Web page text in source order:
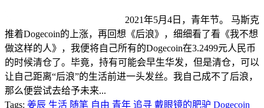
2021年5月4日，青年节。 马斯克
推着Dogecoin的上涨，再回想《后浪》，细细看了看《我不想
做这样的人》，我便将自己所有的Dogecoin在3.2499元人民币
的时候清仓了。毕竟，持有可能会早生华发，但是清仓，可以
让自己距离“后浪”的生活前进一头发丝。我自己成不了后浪，
那么便尝试去给予未来...
Tags: 姜辰 生活 随笔 自由 青年 追寻 戴眼镜的肥驴 Dogecoin